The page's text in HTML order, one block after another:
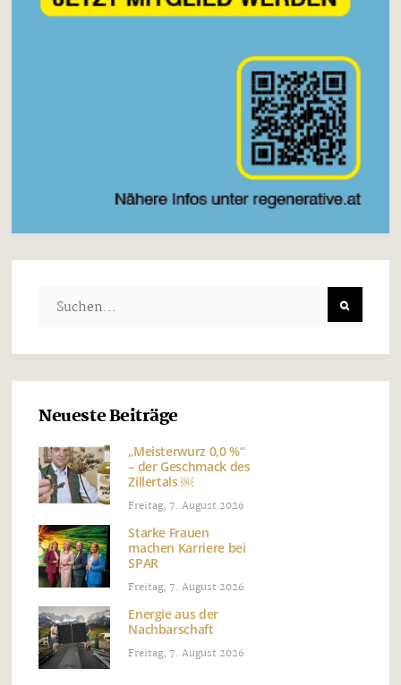
Neueste Beiträge
„Meisterwurz 0,0 %“
– der Geschmack des
Zillertals ￼
Freitag, 7. August 2026
Starke Frauen
machen Karriere bei
SPAR
Freitag, 7. August 2026
Energie aus der
Nachbarschaft
Freitag, 7. August 2026